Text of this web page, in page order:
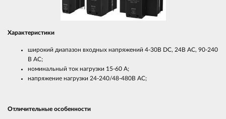
Характеристики
широкий диапазон входных напряжений 4-30В DC, 24В AC, 90-240
В AC;
номинальный ток нагрузки 15-60 A;
напряжение нагрузки 24-240/48-480В AC;
Отличительные особенности